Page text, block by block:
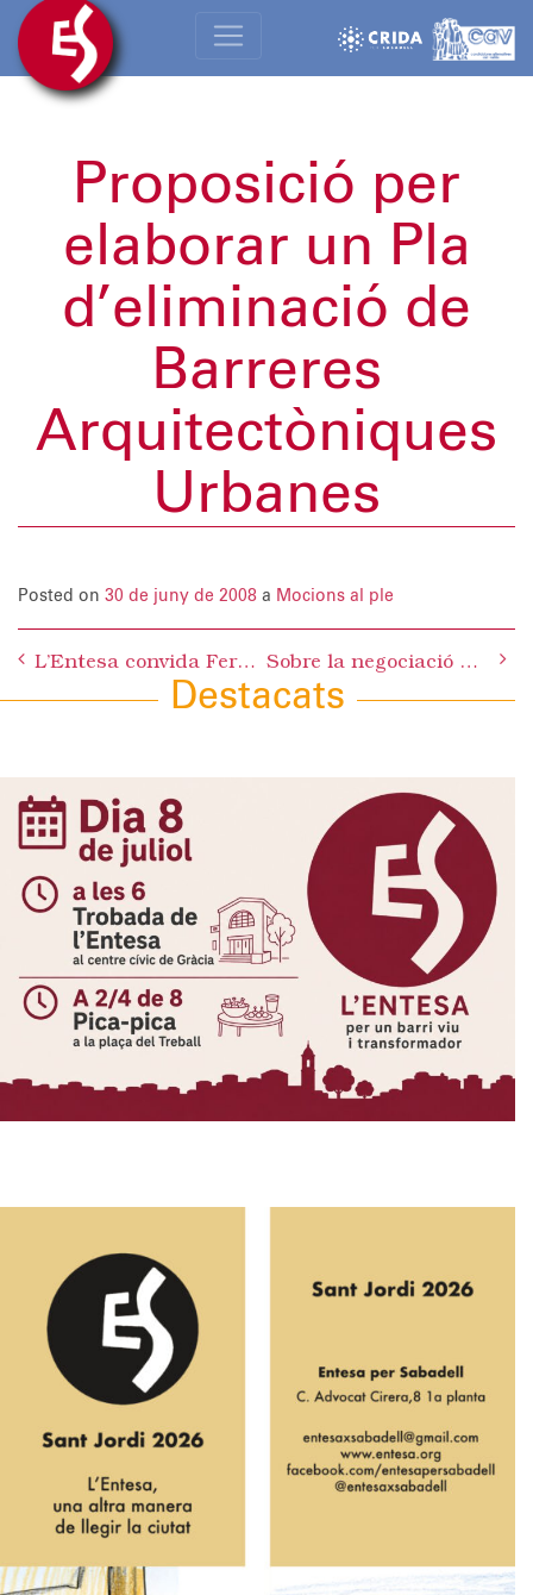
Proposició per
elaborar un Pla
d’eliminació de
Barreres
Arquitectòniques
Urbanes
Posted on 30 de juny de 2008 a Mocions al ple
navigation
L’Entesa convida Ferran Izquierdo a presentar el seu nou llibre a l’Aliança Francesa Sobre la negociació del conveni col·lectiu
Destacats